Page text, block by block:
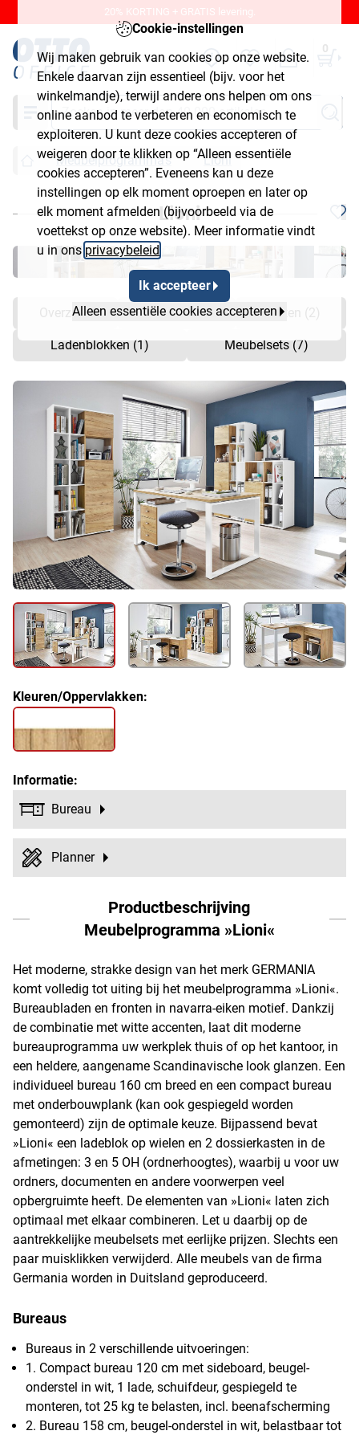
Cookie-instellingen
Wij maken gebruik van cookies op onze website.
Enkele daarvan zijn essentieel (bijv. voor het
winkelmandje), terwijl andere ons helpen om ons
online aanbod te verbeteren en economisch te
exploiteren. U kunt deze cookies accepteren of
weigeren door te klikken op “Alleen essentiële
cookies accepteren”. Eveneens kan u deze
instellingen op elk moment oproepen en later op
elk moment afmelden (bijvoorbeeld via de
voettekst op onze website). Meer informatie vindt
u in ons privacybeleid
Ik accepteer
Alleen essentiële cookies accepteren
20% KORTING + GRATIS levering.
0
Zoeken
Meubelprogramma's Lioni
Lioni
Overzicht Bureaus (1) Kasten (2)
Ladenblokken (1) Meubelsets (7)
Kleuren/Oppervlakken:
Informatie:
Bureau
Planner
Productbeschrijving
Meubelprogramma »Lioni«
Het moderne, strakke design van het merk GERMANIA
komt volledig tot uiting bij het meubelprogramma »Lioni«.
Bureaubladen en fronten in navarra-eiken motief. Dankzij
de combinatie met witte accenten, laat dit moderne
bureauprogramma uw werkplek thuis of op het kantoor, in
een heldere, aangename Scandinavische look glanzen. Een
individueel bureau 160 cm breed en een compact bureau
met onderbouwplank (kan ook gespiegeld worden
gemonteerd) zijn de optimale keuze. Bijpassend bevat
»Lioni« een ladeblok op wielen en 2 dossierkasten in de
afmetingen: 3 en 5 OH (ordnerhoogtes), waarbij u voor uw
ordners, documenten en andere voorwerpen veel
opbergruimte heeft. De elementen van »Lioni« laten zich
optimaal met elkaar combineren. Let u daarbij op de
aantrekkelijke meubelsets met eerlijke prijzen. Slechts een
paar muisklikken verwijderd. Alle meubels van de firma
Germania worden in Duitsland geproduceerd.
Bureaus
Bureaus in 2 verschillende uitvoeringen:
1. Compact bureau 120 cm met sideboard, beugel-
onderstel in wit, 1 lade, schuifdeur, gespiegeld te
monteren, tot 25 kg te belasten, incl. beenafscherming
2. Bureau 158 cm, beugel-onderstel in wit, belastbaar tot